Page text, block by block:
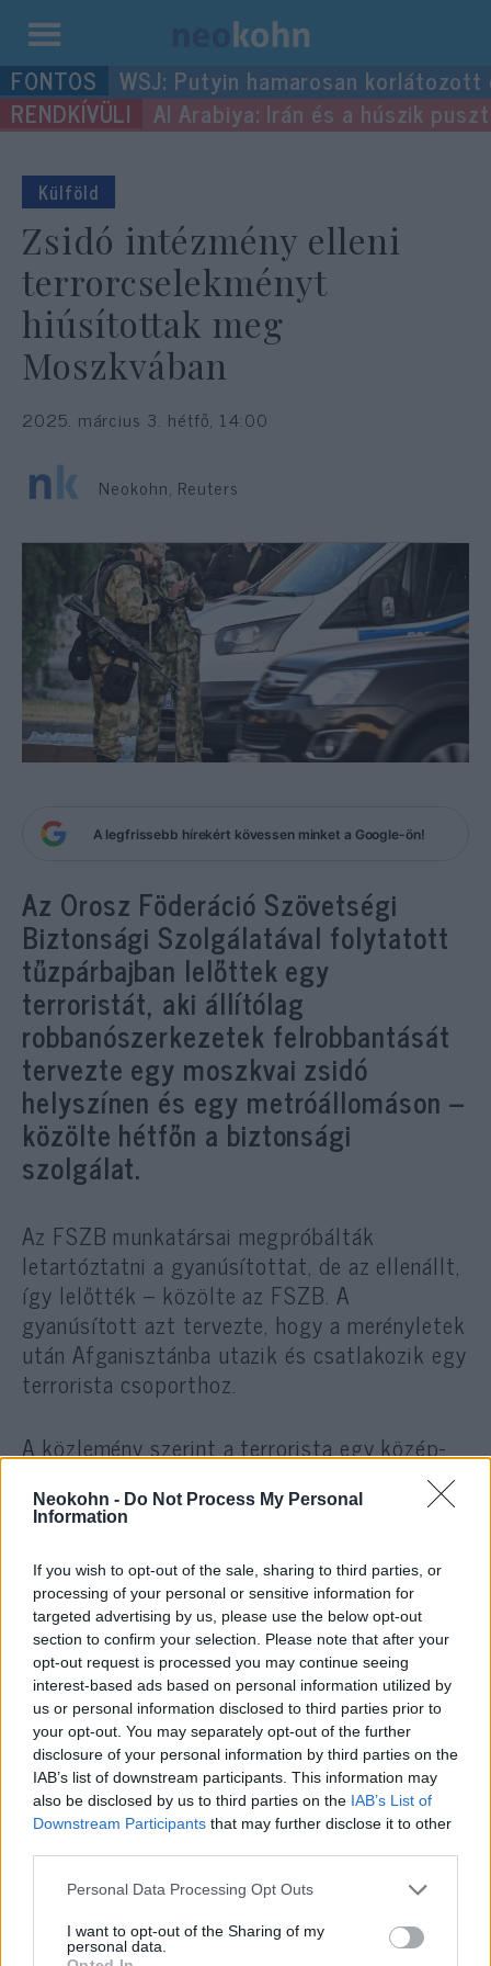
Neokohn - Do Not Process My Personal
Information
If you wish to opt-out of the sale, sharing to third parties, or
processing of your personal or sensitive information for
targeted advertising by us, please use the below opt-out
section to confirm your selection. Please note that after your
opt-out request is processed you may continue seeing
interest-based ads based on personal information utilized by
us or personal information disclosed to third parties prior to
your opt-out. You may separately opt-out of the further
disclosure of your personal information by third parties on the
IAB’s list of downstream participants. This information may
also be disclosed by us to third parties on the IAB’s List of
Downstream Participants that may further disclose it to other
Please note that this website/app uses one or more Google
not limited to your visit or usage behaviour. You may click to
grant or deny consent to Google and its third-party tags to
Personal Data Processing Opt Outs
I want to opt-out of the Sharing of my
personal data.
Kilépés
a
tartalomba
WSJ: Putyin hamarosan
Al Arabiya: Irán és a húszik
Külföld
Zsidó intézmény elleni
terrorcselekményt
hiúsítottak meg
Moszkvában
2025. március 3. hétfő, 14:00
Neokohn, Reuters
A legfrissebb hírekért kövessen minket a Google-ön!
Az Orosz Föderáció Szövetségi
Biztonsági Szolgálatával folytatott
tűzpárbajban lelőttek egy
terroristát, aki állítólag
robbanószerkezetek felrobbantását
tervezte egy moszkvai zsidó
helyszínen és egy metróállomáson –
közölte hétfőn a biztonsági
szolgálat.
Az FSZB munkatársai megpróbálták
letartóztatni a gyanúsítottat, de az ellenállt,
így lelőtték – közölte az FSZB. A
gyanúsított azt tervezte, hogy a merényletek
után Afganisztánba utazik és csatlakozik egy
terrorista csoporthoz.
A közlemény szerint a terrorista egy közép-
ázsiai országból származó orosz állampolgár
volt.
A RIA Novosztyi biztonsági tisztviselőkre
hivatkozva közölte, hogy a terrorista
lakásában fegyvereket és
robbanószerkezetek elkészítéséhez használt
anyagokat talált és foglalt le.
Izrael Oroszországgal szövetkezne
hogy feltartóztassa Törökországot